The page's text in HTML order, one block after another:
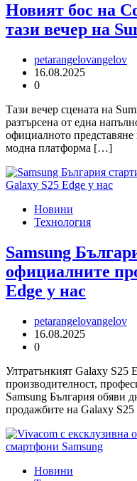
Новият бос на
тази вечер на
petarangelovangelov
16.08.2025
0
Тази вечер сцената на
разтърсена от една
официалното
модна платформа […]
Новини
Технология
Samsung
официалните
Edge у нас
petarangelovangelov
16.08.2025
0
Ултратънкият Galaxy S25
производителност,
Samsung България обяви
продажбите на Galaxy
Новини